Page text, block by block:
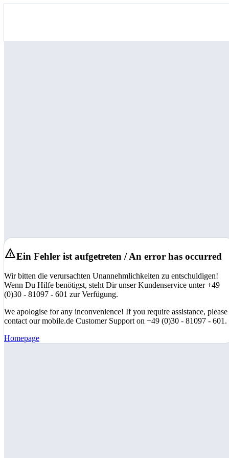
Ein Fehler ist aufgetreten / An error has occurred
Wir bitten die verursachten Unannehmlichkeiten zu entschuldigen!
Wenn Du Hilfe benötigst, steht Dir unser Kundenservice unter +49
(0)30 - 81097 - 601 zur Verfügung.
We apologise for any inconvenience! If you require assistance, please
contact our mobile.de Customer Support on +49 (0)30 - 81097 - 601.
Homepage